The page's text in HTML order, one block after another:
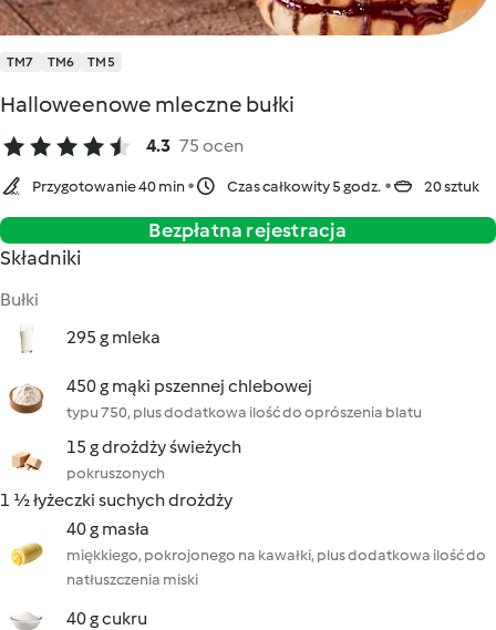
TM7 TM6 TM5
Halloweenowe mleczne bułki
4.3 75 ocen
Przygotowanie 40 min Czas całkowity 5 godz. 20 sztuk
Bezpłatna rejestracja
Składniki
Bułki
295 g mleka
450 g mąki pszennej chlebowej
typu 750, plus dodatkowa ilość do oprószenia blatu
15 g drożdży świeżych
pokruszonych
1 ½ łyżeczki suchych drożdży
40 g masła
miękkiego, pokrojonego na kawałki, plus dodatkowa ilość do
natłuszczenia miski
40 g cukru